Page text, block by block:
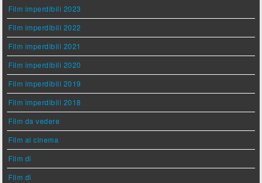
Film imperdibili 2023
Film imperdibili 2022
Film imperdibili 2021
Film imperdibili 2020
Film imperdibili 2019
Film imperdibili 2018
Film da vedere
Film al cinema
Film di
Film di